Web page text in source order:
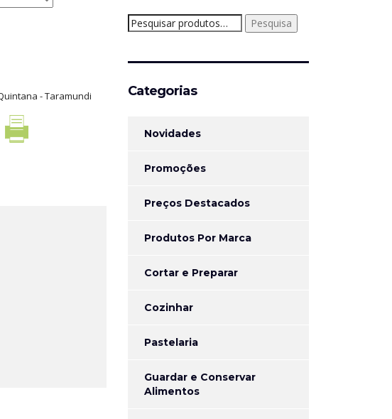
- Taramundi
Pesquisar
por:
Pesquisa
Categorias
Novidades
Promoções
Preços Destacados
Produtos Por Marca
Cortar e Preparar
Cozinhar
Pastelaria
Guardar e Conservar
Alimentos